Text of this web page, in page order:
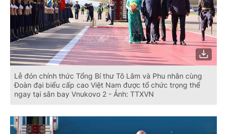
Lễ đón chính thức Tổng Bí thư Tô Lâm và Phu nhân cùng
Đoàn đại biểu cấp cao Việt Nam được tổ chức trọng thể
ngay tại sân bay Vnukovo 2 - Ảnh: TTXVN